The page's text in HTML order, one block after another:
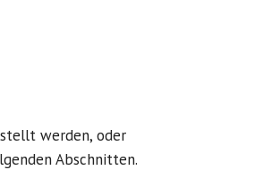
werden, oder
Abschnitten.